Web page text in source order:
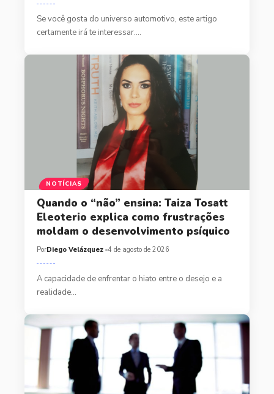
Se você gosta do universo automotivo, este artigo
certamente irá te interessar.…
NOTÍCIAS
Quando o “não” ensina: Taiza Tosatt
Eleoterio explica como frustrações
moldam o desenvolvimento psíquico
PorDiego Velázquez 4 de agosto de 2026
A capacidade de enfrentar o hiato entre o desejo e a
realidade…